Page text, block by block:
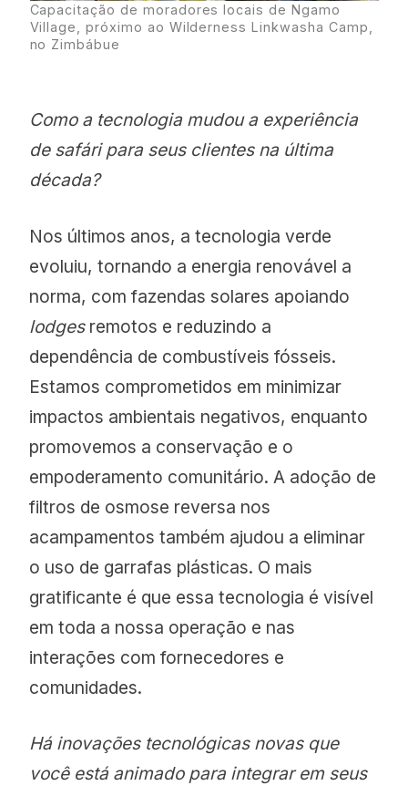
Capacitação de moradores locais de Ngamo
Village, próximo ao Wilderness Linkwasha Camp,
no Zimbábue
Como a tecnologia mudou a experiência
de safári para seus clientes na última
década?
Nos últimos anos, a tecnologia verde
evoluiu, tornando a energia renovável a
norma, com fazendas solares apoiando
lodgesremotos e reduzindo a
dependência de combustíveis fósseis.
Estamos comprometidos em minimizar
impactos ambientais negativos, enquanto
promovemos a conservação e o
empoderamento comunitário. A adoção de
filtros de osmose reversa nos
acampamentos também ajudou a eliminar
o uso de garrafas plásticas. O mais
gratificante é que essa tecnologia é visível
em toda a nossa operação e nas
interações com fornecedores e
comunidades.
Há inovações tecnológicas novas que
você está animado para integrar em seus